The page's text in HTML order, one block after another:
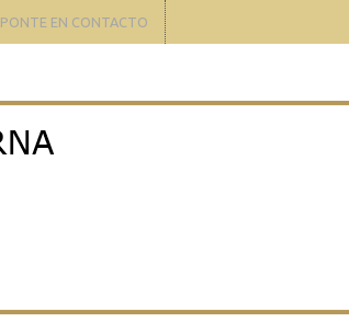
PONTE EN CONTACTO